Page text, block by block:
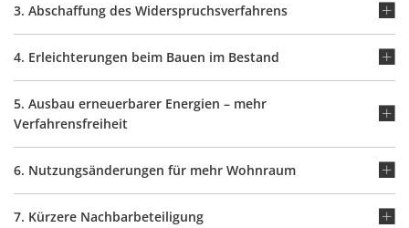
3. Abschaffung des Widerspruchsverfahrens
4. Erleichterungen beim Bauen im Bestand
5. Ausbau erneuerbarer Energien – mehr
Verfahrensfreiheit
6. Nutzungsänderungen für mehr Wohnraum
7. Kürzere Nachbarbeteiligung